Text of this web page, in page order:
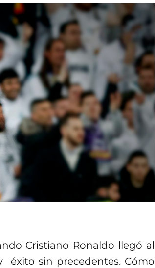
Cristiano Ronaldo llegó al
éxito sin precedentes. Cómo